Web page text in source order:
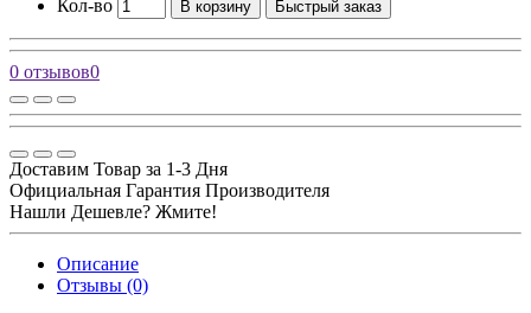
Кол-во В корзину Быстрый заказ
0 отзывов0
Доставим Товар за 1-3 Дня
Официальная Гарантия Производителя
Нашли Дешевле? Жмите!
Описание
Отзывы (0)